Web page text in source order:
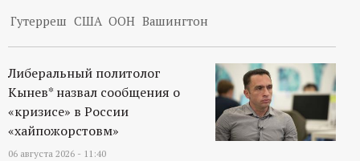
Гутерреш США ООН Вашингтон
Либеральный политолог
Кынев* назвал сообщения о
«кризисе» в России
«хайпожорстовм»
06 августа 2026 - 11:40